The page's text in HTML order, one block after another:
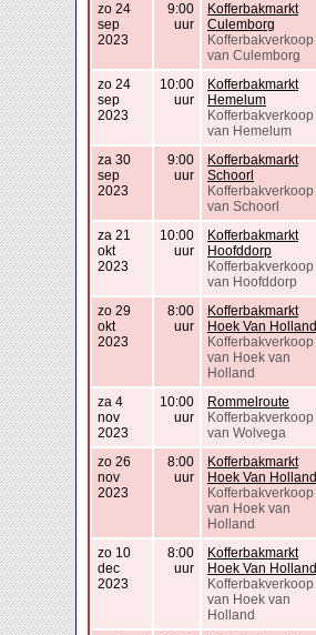
zo 24
sep
2023
9:00
uur
Kofferbakmarkt
Culemborg
Kofferbakverkoop
van Culemborg
zo 24
sep
2023
10:00
uur
Kofferbakmarkt
Hemelum
Kofferbakverkoop
van Hemelum
za 30
sep
2023
9:00
uur
Kofferbakmarkt
Schoorl
Kofferbakverkoop
van Schoorl
za 21
okt
2023
10:00
uur
Kofferbakmarkt
Hoofddorp
Kofferbakverkoop
van Hoofddorp
zo 29
okt
2023
8:00
uur
Kofferbakmarkt
Hoek Van Holland
Kofferbakverkoop
van Hoek van
Holland
za 4
nov
2023
10:00
uur
Rommelroute
Kofferbakverkoop
van Wolvega
zo 26
nov
2023
8:00
uur
Kofferbakmarkt
Hoek Van Holland
Kofferbakverkoop
van Hoek van
Holland
zo 10
dec
2023
8:00
uur
Kofferbakmarkt
Hoek Van Holland
Kofferbakverkoop
van Hoek van
Holland